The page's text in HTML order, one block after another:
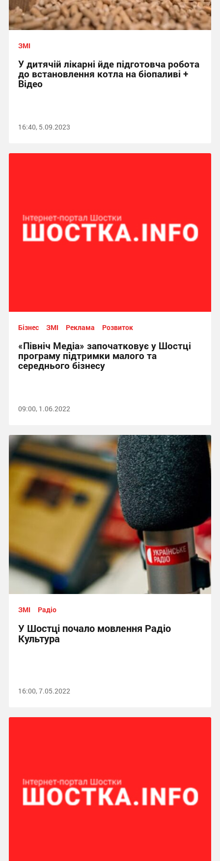
ЗМІ
У дитячій лікарні йде підготовча робота
до встановлення котла на біопаливі +
Відео
16:40, 5.09.2023
Бізнес ЗМІ Реклама Розвиток
«Північ Медіа» започатковує у Шостці
програму підтримки малого та
середнього бізнесу
09:00, 1.06.2022
ЗМІ Радіо
У Шостці почало мовлення Радіо
Культура
16:00, 7.05.2022